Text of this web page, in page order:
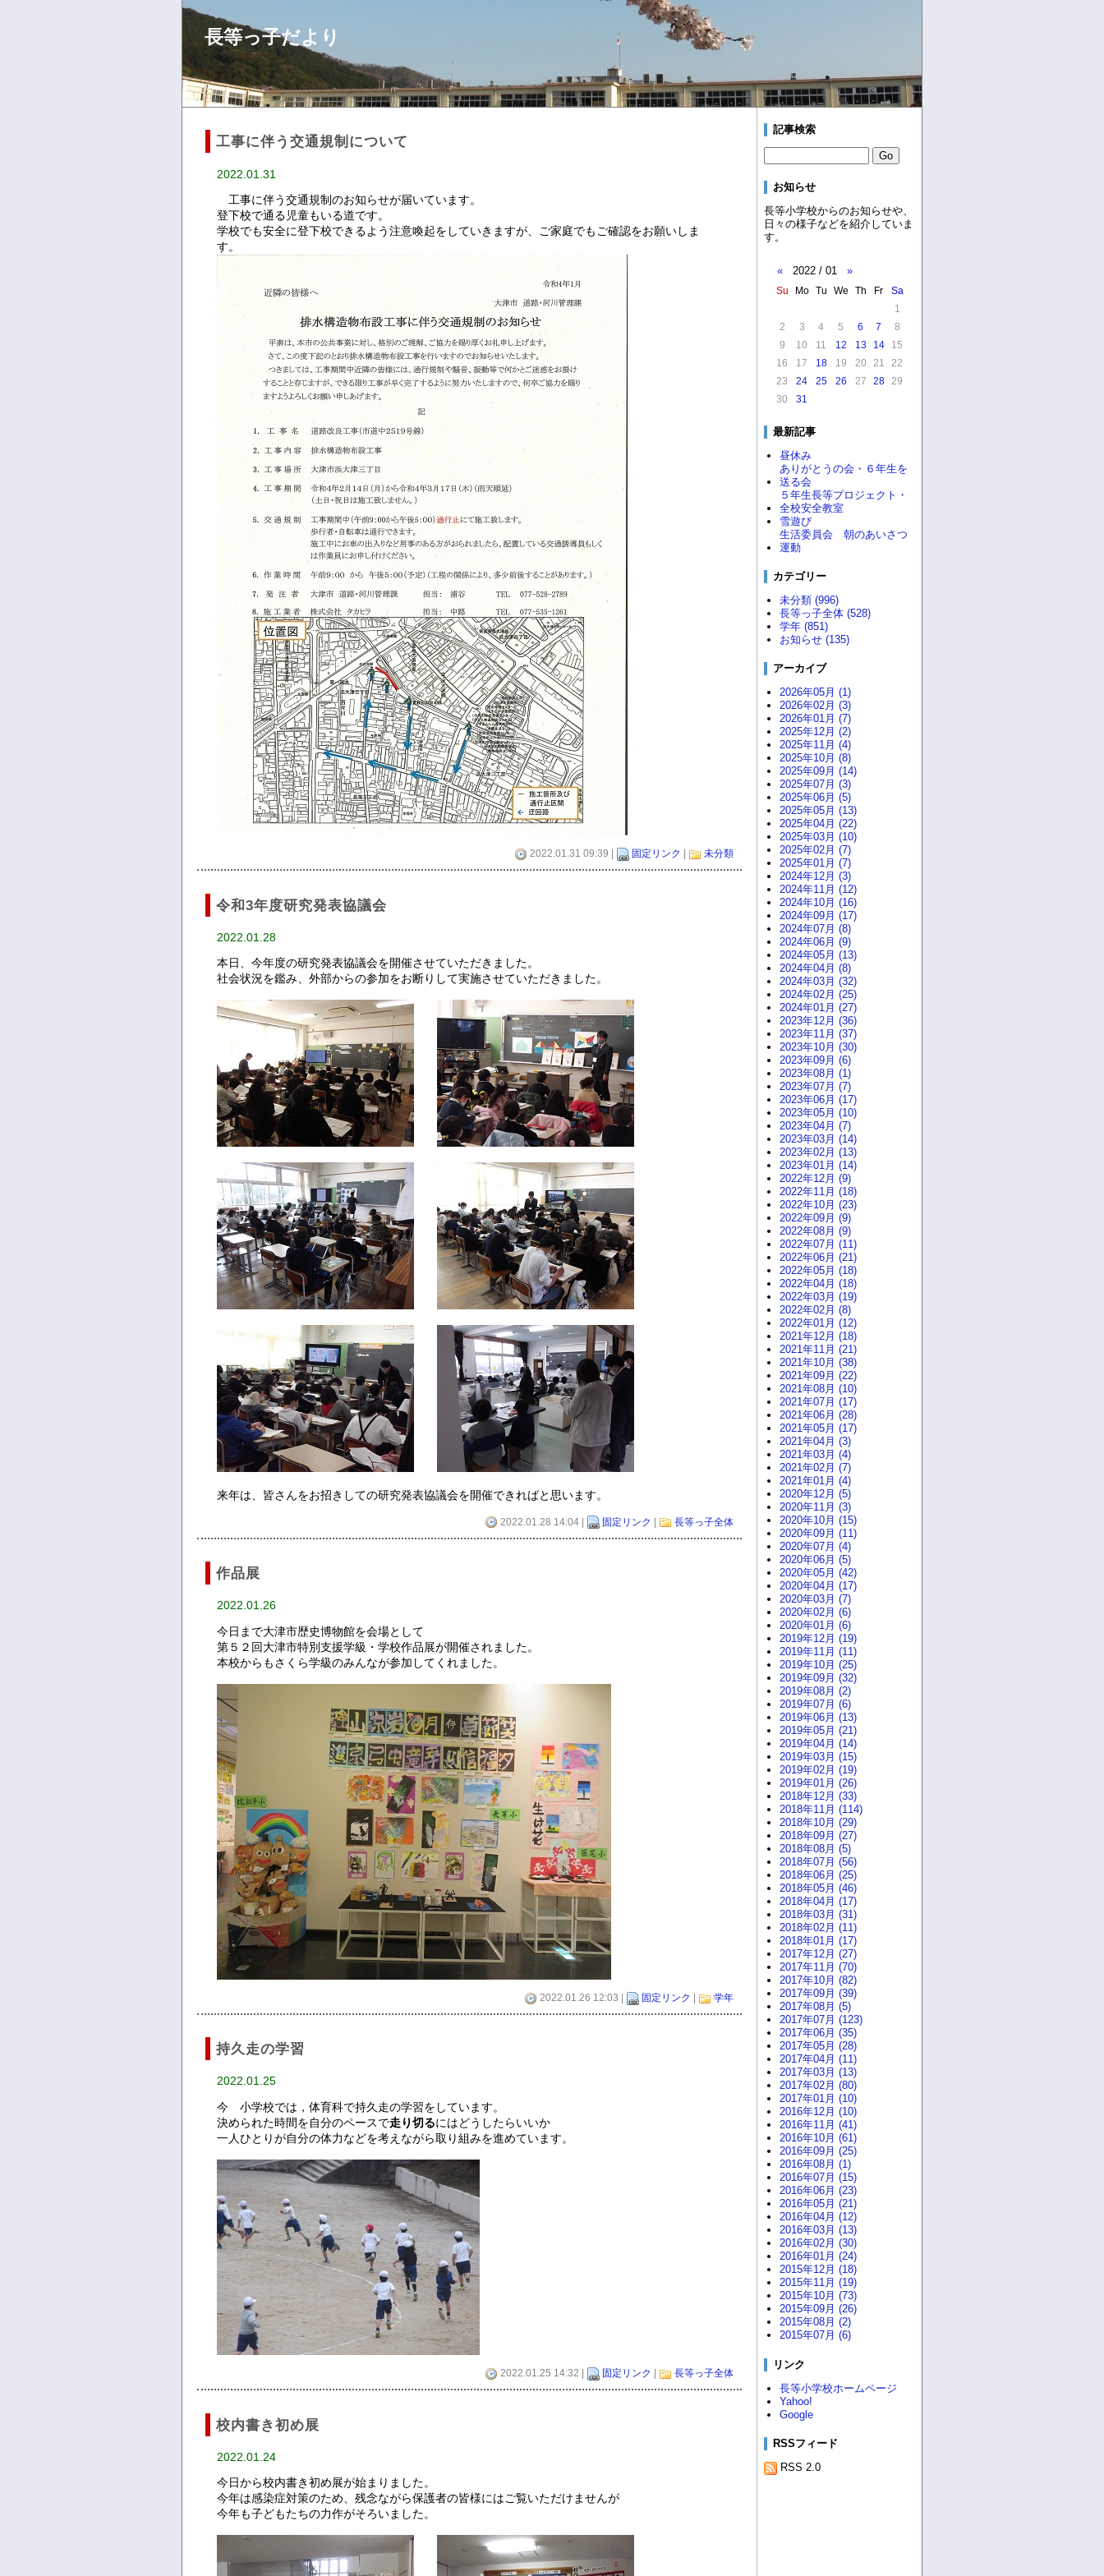
長等っ子だより
工事に伴う交通規制について
2022.01.31
工事に伴う交通規制のお知らせが届いています。
登下校で通る児童もいる道です。
学校でも安全に登下校できるよう注意喚起をしていきますが、ご家庭でもご確認をお願いしま
す。
2022.01.31 09:39 | 固定リンク 未分類
令和3年度研究発表協議会
2022.01.28
本日、今年度の研究発表協議会を開催させていただきました。
社会状況を鑑み、外部からの参加をお断りして実施させていただきました。
来年は、皆さんをお招きしての研究発表協議会を開催できればと思います。
2022.01.28 14:04 | 固定リンク | 長等っ子全体
作品展
2022.01.26
今日まで大津市歴史博物館を会場として
第５２回大津市特別支援学級・学校作品展が開催されました。
本校からもさくら学級のみんなが参加してくれました。
2022.01.26 12:03 | 固定リンク 学年
持久走の学習
2022.01.25
今 小学校では，体育科で持久走の学習をしています。
決められた時間を自分のペースで走り切るにはどうしたらいいか
一人ひとりが自分の体力などを考えながら取り組みを進めています。
2022.01.25 14:32 | 固定リンク 長等っ子全体
校内書き初め展
2022.01.24
今日から校内書き初め展が始まりました。
今年は感染症対策のため、残念ながら保護者の皆様にはご覧いただけませんが
今年も子どもたちの力作がそろいました。
記事検索
お知らせ
長等小学校からのお知らせや、
日々の様子などを紹介していま
す。
« 2022 / 01 »
Su Mo Tu We Th Fr
Sa
1
2
3 4 5 6 7
8
9
10 11 12 13 14
15
16
17 18 19 20 21
22
23
24 25 26 27 28
29
30
31
最新記事
昼休み
ありがとうの会・６年生を
送る会
５年生長等プロジェクト・
全校安全教室
雪遊び
生活委員会 朝のあいさつ
運動
カテゴリー
未分類 (996)
長等っ子全体 (528)
学年 (851)
お知らせ (135)
アーカイブ
2026年05月 (1)
2026年02月 (3)
2026年01月 (7)
2025年12月 (2)
2025年11月 (4)
2025年10月 (8)
2025年09月 (14)
2025年07月 (3)
2025年06月 (5)
2025年05月 (13)
2025年04月 (22)
2025年03月 (10)
2025年02月 (7)
2025年01月 (7)
2024年12月 (3)
2024年11月 (12)
2024年10月 (16)
2024年09月 (17)
2024年07月 (8)
2024年06月 (9)
2024年05月 (13)
2024年04月 (8)
2024年03月 (32)
2024年02月 (25)
2024年01月 (27)
2023年12月 (36)
2023年11月 (37)
2023年10月 (30)
2023年09月 (6)
2023年08月 (1)
2023年07月 (7)
2023年06月 (17)
2023年05月 (10)
2023年04月 (7)
2023年03月 (14)
2023年02月 (13)
2023年01月 (14)
2022年12月 (9)
2022年11月 (18)
2022年10月 (23)
2022年09月 (9)
2022年08月 (9)
2022年07月 (11)
2022年06月 (21)
2022年05月 (18)
2022年04月 (18)
2022年03月 (19)
2022年02月 (8)
2022年01月 (12)
2021年12月 (18)
2021年11月 (21)
2021年10月 (38)
2021年09月 (22)
2021年08月 (10)
2021年07月 (17)
2021年06月 (28)
2021年05月 (17)
2021年04月 (3)
2021年03月 (4)
2021年02月 (7)
2021年01月 (4)
2020年12月 (5)
2020年11月 (3)
2020年10月 (15)
2020年09月 (11)
2020年07月 (4)
2020年06月 (5)
2020年05月 (42)
2020年04月 (17)
2020年03月 (7)
2020年02月 (6)
2020年01月 (6)
2019年12月 (19)
2019年11月 (11)
2019年10月 (25)
2019年09月 (32)
2019年08月 (2)
2019年07月 (6)
2019年06月 (13)
2019年05月 (21)
2019年04月 (14)
2019年03月 (15)
2019年02月 (19)
2019年01月 (26)
2018年12月 (33)
2018年11月 (114)
2018年10月 (29)
2018年09月 (27)
2018年08月 (5)
2018年07月 (56)
2018年06月 (25)
2018年05月 (46)
2018年04月 (17)
2018年03月 (31)
2018年02月 (11)
2018年01月 (17)
2017年12月 (27)
2017年11月 (70)
2017年10月 (82)
2017年09月 (39)
2017年08月 (5)
2017年07月 (123)
2017年06月 (35)
2017年05月 (28)
2017年04月 (11)
2017年03月 (13)
2017年02月 (80)
2017年01月 (10)
2016年12月 (10)
2016年11月 (41)
2016年10月 (61)
2016年09月 (25)
2016年08月 (1)
2016年07月 (15)
2016年06月 (23)
2016年05月 (21)
2016年04月 (12)
2016年03月 (13)
2016年02月 (30)
2016年01月 (24)
2015年12月 (18)
2015年11月 (19)
2015年10月 (73)
2015年09月 (26)
2015年08月 (2)
2015年07月 (6)
リンク
長等小学校ホームページ
Yahoo!
Google
RSSフィード
RSS 2.0